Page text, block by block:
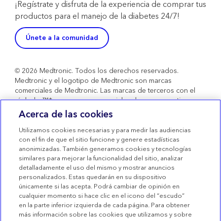
¡Regístrate y disfruta de la experiencia de comprar tus
productos para el manejo de la diabetes 24/7!
Únete a la comunidad
© 2026 Medtronic. Todos los derechos reservados.
Medtronic y el logotipo de Medtronic son marcas
comerciales de Medtronic. Las marcas de terceros con el
símbolo ™* son marcas comerciales de sus respectivos
propietarios. Todas las demás marcas son marcas
comerciales de una compañía de Medtronic. Productos
sanitarios con marcado CE conformes al Real Decreto
1591/2009.
Condiciones de uso
Términos de venta
Declaración de privacidad
Política de Cookies
Configuración de las Cookies
Acerca de las cookies
Utilizamos cookies necesarias y para medir las audiencias
con el fin de que el sitio funcione y genere estadísticas
anonimizadas. También generamos cookies y tecnologías
similares para mejorar la funcionalidad del sitio, analizar
detalladamente el uso del mismo y mostrar anuncios
personalizados. Estas quedarán en su dispositivo
únicamente si las acepta. Podrá cambiar de opinión en
cualquier momento si hace clic en el icono del “escudo”
en la parte inferior izquierda de cada página. Para obtener
más información sobre las cookies que utilizamos y sobre